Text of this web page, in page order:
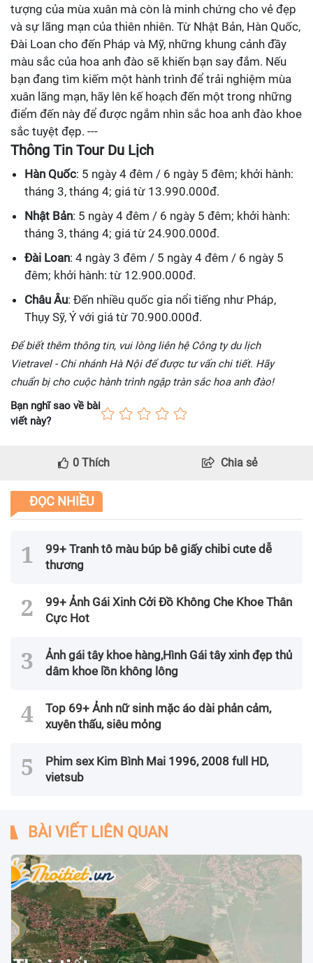
tượng của mùa xuân mà còn là minh chứng cho vẻ đẹp
và sự lãng mạn của thiên nhiên. Từ Nhật Bản, Hàn Quốc,
Đài Loan cho đến Pháp và Mỹ, những khung cảnh đầy
màu sắc của hoa anh đào sẽ khiến bạn say đắm. Nếu
bạn đang tìm kiếm một hành trình để trải nghiệm mùa
xuân lãng mạn, hãy lên kế hoạch đến một trong những
điểm đến này để được ngắm nhìn sắc hoa anh đào khoe
sắc tuyệt đẹp. ---
Thông Tin Tour Du Lịch
Hàn Quốc: 5 ngày 4 đêm / 6 ngày 5 đêm; khởi hành:
tháng 3, tháng 4; giá từ 13.990.000đ.
Nhật Bản: 5 ngày 4 đêm / 6 ngày 5 đêm; khởi hành:
tháng 3, tháng 4; giá từ 24.900.000đ.
Đài Loan: 4 ngày 3 đêm / 5 ngày 4 đêm / 6 ngày 5
đêm; khởi hành: từ 12.900.000đ.
Châu Âu: Đến nhiều quốc gia nổi tiếng như Pháp,
Thụy Sỹ, Ý với giá từ 70.900.000đ.
Để biết thêm thông tin, vui lòng liên hệ Công ty du lịch
Vietravel - Chi nhánh Hà Nội để được tư vấn chi tiết. Hãy
chuẩn bị cho cuộc hành trình ngập tràn sắc hoa anh đào!
Bạn nghĩ sao về bài
viết này?
0 Thích Chia sẻ
ĐỌC NHIỀU
99+ Tranh tô màu búp bê giấy chibi cute dễ
thương
99+ Ảnh Gái Xinh Cởi Đồ Không Che Khoe Thân
Cực Hot
Ảnh gái tây khoe hàng,Hình Gái tây xinh đẹp thủ
dâm khoe lồn không lông
Top 69+ Ảnh nữ sinh mặc áo dài phản cảm,
xuyên thấu, siêu mỏng
Phim sex Kim Bình Mai 1996, 2008 full HD,
vietsub
BÀI VIẾT LIÊN QUAN